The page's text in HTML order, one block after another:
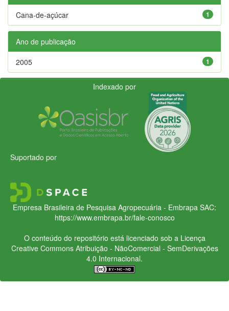
1
Cana-de-açúcar
Ano de publicação
1
2005
Indexado por
Suportado por
Empresa Brasileira de Pesquisa Agropecuária - Embrapa SAC:
https://www.embrapa.br/fale-conosco
O conteúdo do repositório está licenciado sob a Licença
Creative CommonsAtribuição - NãoComercial - SemDerivações
4.0 Internacional.